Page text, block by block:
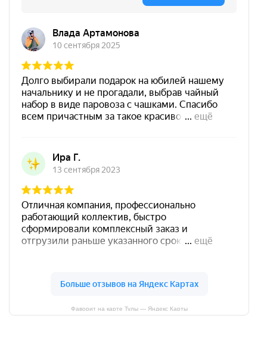
Фаворит на карте Тулы — Яндекс Карты